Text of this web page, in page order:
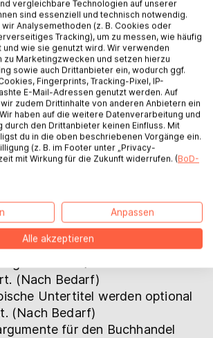
werden für Buchhandels-
Kategorien, Social Media und
Untertitel werden optional
für den Buchhandel
Anpassung (alle drei
populäre,
und genre-performante
(Bei jeder Aktualisierung)
(Nach Bedarf)
Untertitel werden optional
(Nach Bedarf)
für den Buchhandel
vergleichbare Technologien auf unserer
sind essenziell und technisch notwendig.
Analysemethoden (z. B. Cookies oder
Tracking), um zu messen, wie häufig
wie sie genutzt wird. Wir verwenden
zu Marketingzwecken und setzen hierzu
sowie auch Drittanbieter ein, wodurch ggf.
Fingerprints, Tracking-Pixel, IP-
E-Mail-Adressen genutzt werden. Auf
zudem Drittinhalte von anderen Anbietern ein
haben auf die weitere Datenverarbeitung und
durch den Drittanbieter keinen Einfluss. Mit
du in die oben beschriebenen Vorgänge ein.
(z. B. im Footer unter „Privacy-
mit Wirkung für die Zukunft widerrufen. (BoD-
Anpassen
Alle akzeptieren